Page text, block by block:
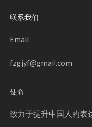
联系我们
Email
fzgjyf@gmail.com
使命
致力于提升中国人的表